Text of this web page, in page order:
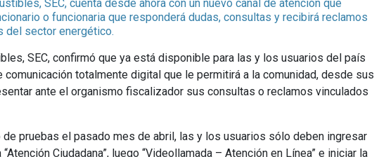
SEC, cuenta desde ahora con un nuevo canal de atención que
o funcionaria que responderá dudas, consultas y recibirá reclamos
del sector energético.
SEC, confirmó que ya está disponible para las y los usuarios del país
totalmente digital que le permitirá a la comunidad, desde sus
ante el organismo fiscalizador sus consultas o reclamos vinculados
pruebas el pasado mes de abril, las y los usuarios sólo deben ingresar
“Atención Ciudadana”, luego “Videollamada – Atención en Línea” e iniciar la